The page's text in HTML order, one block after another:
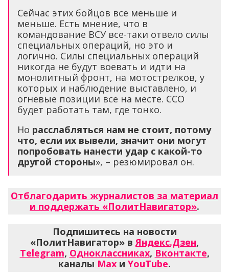
Сейчас этих бойцов все меньше и
меньше. Есть мнение, что в
командование ВСУ все-таки отвело силы
специальных операций, но это и
логично. Силы специальных операций
никогда не будут воевать и идти на
монолитный фронт, на мотострелков, у
которых и наблюдение выставлено, и
огневые позиции все на месте. ССО
будет работать там, где тонко.
Но расслабляться нам не стоит, потому
что, если их вывели, значит они могут
попробовать нанести удар с какой-то
другой стороны», – резюмировал он.
Отблагодарить журналистов за материал
и поддержать «ПолитНавигатор».
Подпишитесь на новости
«ПолитНавигатор» вЯндекс.Дзен,
Telegram, Одноклассниках, Вконтакте,
каналы Max и YouTube.